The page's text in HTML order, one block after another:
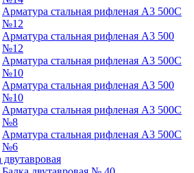
Арматура стальная рифленая А3 500С
№12
Арматура стальная рифленая А3 500
№12
Арматура стальная рифленая А3 500С
№10
Арматура стальная рифленая А3 500
№10
Арматура стальная рифленая А3 500С
№8
Арматура стальная рифленая А3 500С
№6
двутавровая